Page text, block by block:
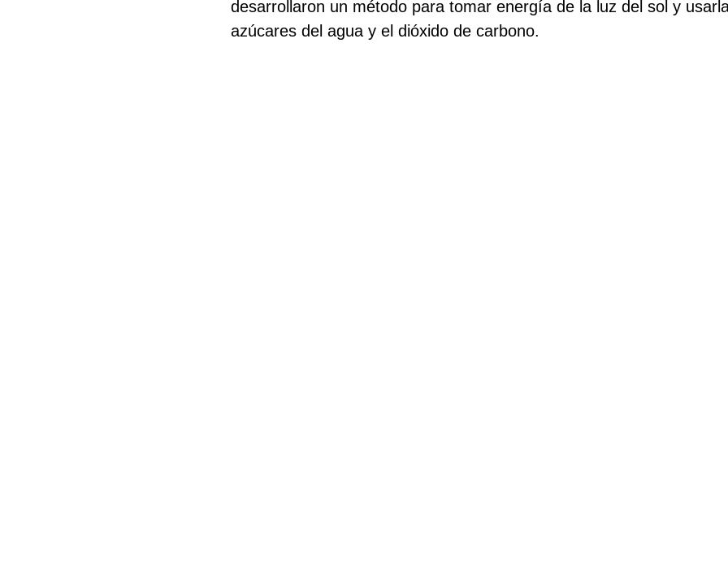
desarrollaron un método para tomar energía de la luz del sol y
azúcares del agua y el dióxido de carbono.